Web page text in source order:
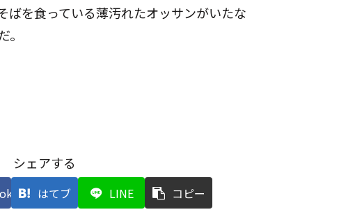
ばを食っている薄汚れたオッサンがいたな
シェアする
はてブ LINE コピー